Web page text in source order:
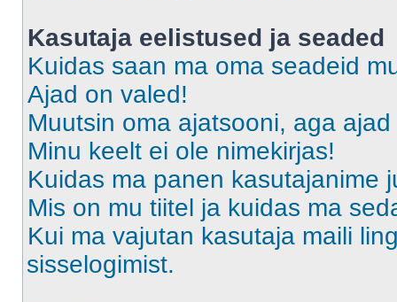
Kasutaja eelistused ja seaded
Kuidas saan ma oma seadeid
Ajad on valed!
Muutsin oma ajatsooni, aga
Minu keelt ei ole nimekirjas!
Kuidas ma panen kasutajanime
Mis on mu tiitel ja kuidas ma
Kui ma vajutan kasutaja maili
sisselogimist.